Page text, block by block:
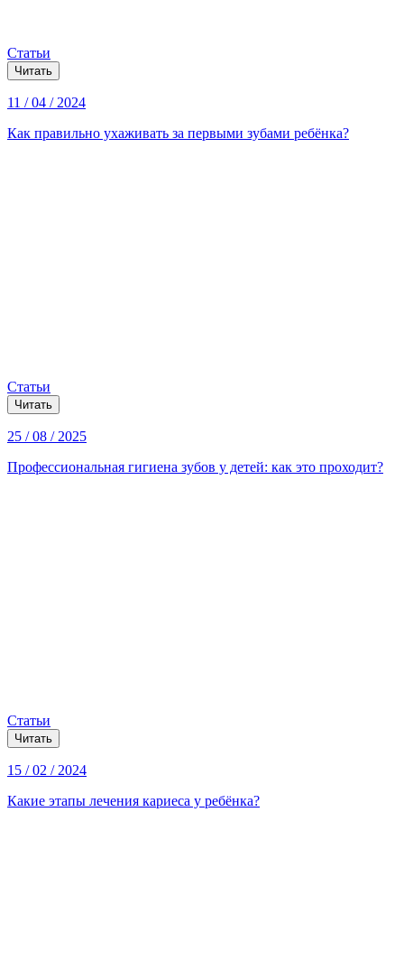
Статьи
Читать
11 / 04 / 2024
Как правильно ухаживать за первыми зубами ребёнка?
Статьи
Читать
25 / 08 / 2025
Профессиональная гигиена зубов у детей: как это проходит?
Статьи
Читать
15 / 02 / 2024
Какие этапы лечения кариеса у ребёнка?